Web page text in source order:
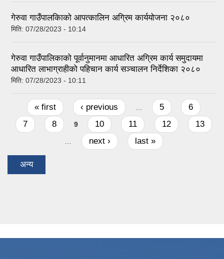
गेरुवा गाउँपालकिाको आपत्कालिन अग्रिम कार्ययोजना २०८०
मिति: 07/28/2023 - 10:14
गेरुवा गाउँपालिकाको पूर्वानुमानमा आधारित अग्रिम कार्य समुदायमा
आधारित लाभाग्राहीको पहिचान कार्य सञ्चालन निर्देशिका २०८०
मिति: 07/28/2023 - 10:11
Pages
« first ‹ previous 5
6
7
8 9 10 11 12 13
next › last »
अन्य